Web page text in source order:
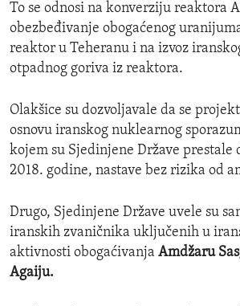
To se odnosi na konverziju reaktora
obezbeđivanje obogaćenog
reaktor u Teheranu i na izvoz
otpadnog goriva iz reaktora.
Olakšice su dozvoljavale da se
osnovu iranskog nuklearnog
kojem su Sjedinjene Države prestale
2018. godine, nastave bez rizika od
Drugo, Sjedinjene Države uvele su
iranskih zvaničnika uključenih u
aktivnosti obogaćivanja Amdžaru
Agaiju.